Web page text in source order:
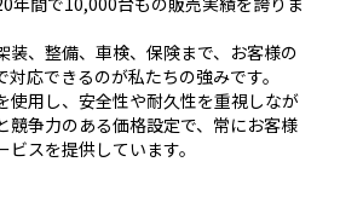
装、整備、車検、保険まで、お客様の
応できるのが私たちの強みです。
使用し、安全性や耐久性を重視しなが
競争力のある価格設定で、常にお客様
スを提供しています。